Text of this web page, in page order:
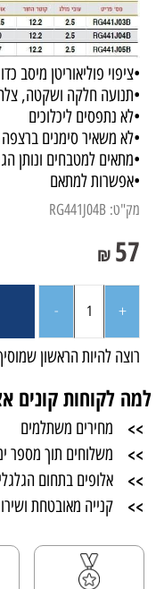
•ציפוי פוליאוריטן מיסב
•תנועה חלקה ושקטה,
•לא נתפסים ליכלוכים
•לא משאיר סימנים ברצפה
•מתאים למטבחים ונותן
•אפשרות למתאם
מק"ט: RG441J04B
₪ 57
רוצה להיות הראשון
למה לקוחות קונים
>> מחירים משתלמים
>> משלוחים תוך מספר
>> אלופים בתחום
>> קנייה מאובטחת